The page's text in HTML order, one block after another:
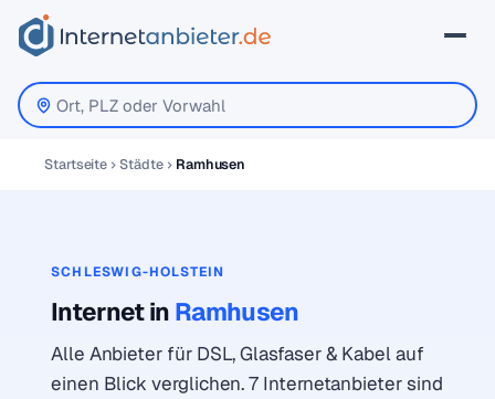
Startseite Städte Ramhusen
SCHLESWIG-HOLSTEIN
Internet in Ramhusen
Alle Anbieter für DSL, Glasfaser & Kabel auf
einen Blick verglichen. 7 Internetanbieter sind